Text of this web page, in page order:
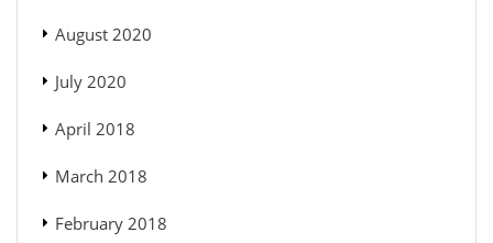
August 2020
July 2020
April 2018
March 2018
February 2018